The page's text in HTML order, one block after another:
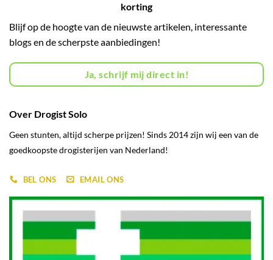
korting
Blijf op de hoogte van de nieuwste artikelen, interessante
blogs en de scherpste aanbiedingen!
Ja, schrijf mij direct in!
Over Drogist Solo
Geen stunten, altijd scherpe prijzen! Sinds 2014 zijn wij een van de
goedkoopste drogisterijen van Nederland!
BEL ONS EMAIL ONS